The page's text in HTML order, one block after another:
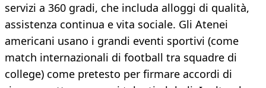
servizi a 360 gradi, che includa alloggi di qualità,
assistenza continua e vita sociale. Gli Atenei
americani usano i grandi eventi sportivi (come
match internazionali di football tra squadre di
college) come pretesto per firmare accordi di